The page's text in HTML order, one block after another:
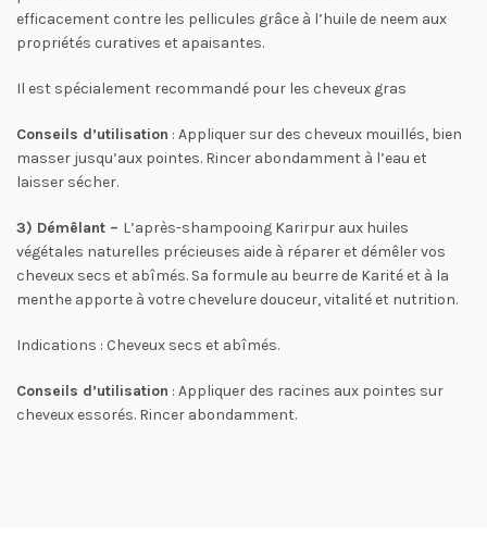
efficacement contre les pellicules grâce à l’huile de neem aux
propriétés curatives et apaisantes.
Il est spécialement recommandé pour les cheveux gras
Conseils d’utilisation : Appliquer sur des cheveux mouillés, bien
masser jusqu’aux pointes. Rincer abondamment à l’eau et
laisser sécher.
3) Démêlant – L’après-shampooing Karirpur aux huiles
végétales naturelles précieuses aide à réparer et démêler vos
cheveux secs et abîmés. Sa formule au beurre de Karité et à la
menthe apporte à votre chevelure douceur, vitalité et nutrition.
Indications : Cheveux secs et abîmés.
Conseils d’utilisation : Appliquer des racines aux pointes sur
cheveux essorés. Rincer abondamment.